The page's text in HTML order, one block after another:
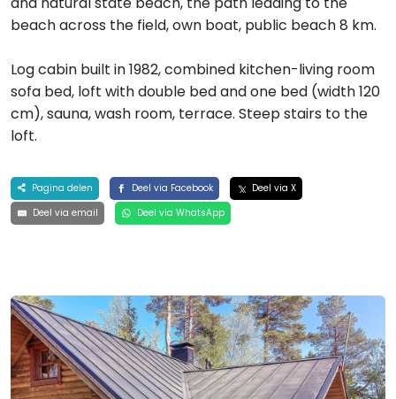
beach across the field, own boat, public beach 8 km.
Log cabin built in 1982, combined kitchen-living room
sofa bed, loft with double bed and one bed (width 120
cm), sauna, wash room, terrace. Steep stairs to the
loft.
Pagina delen Deel via Facebook
Deel via X
Deel via email
Deel via WhatsApp